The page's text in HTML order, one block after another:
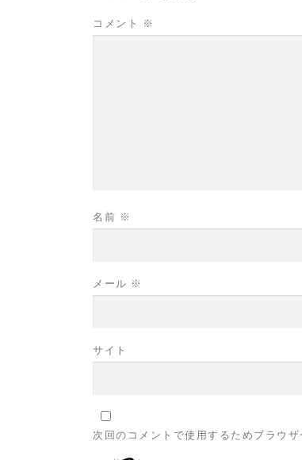
コメント ※
名前 ※
メール ※
サイト
次回のコメントで使用するためブラウ